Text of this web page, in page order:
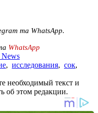
та WhatsApp.
WhatsApp
News
, исследования, сок,
необходимый текст и
об этом редакции.